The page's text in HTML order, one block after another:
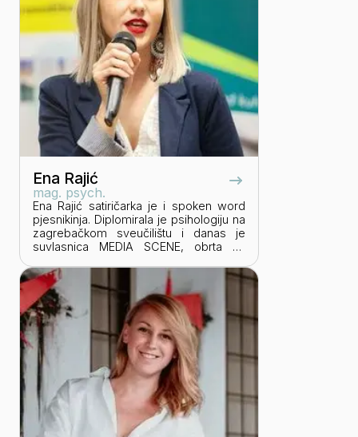
Ena Rajić
mag. psych.
Ena Rajić satiričarka je i spoken word
pjesnikinja. Diplomirala je psihologiju na
zagrebačkom sveučilištu i danas je
suvlasnica MEDIA SCENE, obrta za
posljednjih 10 godina izradila je preko
300 videofilmova za klijente i vlastite
društvene mreže. Izvodi autorski
satirično-poetski show “Bez dlake na
jeziku”, producira zabavno-edukativne
videofilmove te kreatore sadržaja
podučava kako da se istaknu u masi.